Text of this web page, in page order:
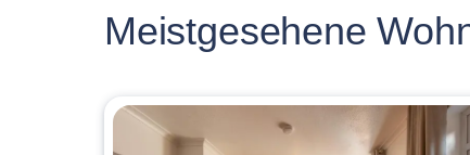
Meistgesehene